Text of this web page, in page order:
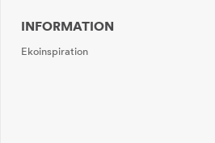
INFORMATION
Ekoinspiration